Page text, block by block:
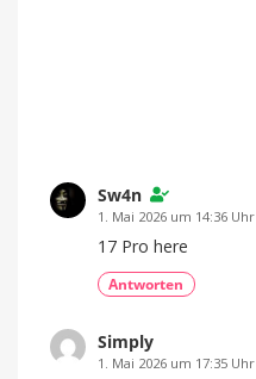
Sw4n
1. Mai 2026 um 14:36 Uhr
17 Pro here
Antworten
Simply
1. Mai 2026 um 17:35 Uhr